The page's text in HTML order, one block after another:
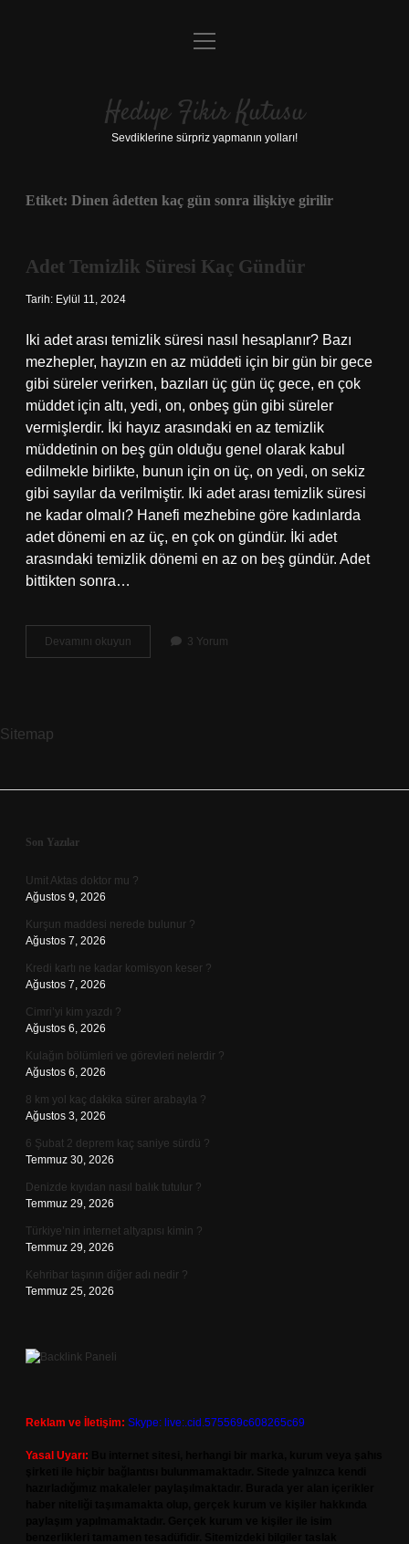
Anasayfa
Yasal Uyarı
menüyü
Hediye Fikir Kutusu
Sevdiklerine sürpriz yapmanın yolları!
Etiket: Dinen âdetten kaç gün sonra ilişkiye girilir
Adet Temizlik Süresi Kaç Gündür
Tarih: Eylül 11, 2024
Iki adet arası temizlik süresi nasıl hesaplanır? Bazı
mezhepler, hayızın en az müddeti için bir gün bir gece
gibi süreler verirken, bazıları üç gün üç gece, en çok
müddet için altı, yedi, on, onbeş gün gibi süreler
vermişlerdir. İki hayız arasındaki en az temizlik
müddetinin on beş gün olduğu genel olarak kabul
edilmekle birlikte, bunun için on üç, on yedi, on sekiz
gibi sayılar da verilmiştir. Iki adet arası temizlik süresi
ne kadar olmalı? Hanefi mezhebine göre kadınlarda
adet dönemi en az üç, en çok on gündür. İki adet
arasındaki temizlik dönemi en az on beş gündür. Adet
bittikten sonra…
Devamını okuyun
Temizlik
3 Yorum
Sitemap
Sidebar
Son Yazılar
Umit Aktas doktor mu ?
Ağustos 9, 2026
Kurşun maddesi nerede bulunur ?
Ağustos 7, 2026
Kredi kartı ne kadar komisyon keser ?
Ağustos 7, 2026
Cimri’yi kim yazdı ?
Ağustos 6, 2026
Kulağın bölümleri ve görevleri nelerdir ?
Ağustos 6, 2026
8 km yol kaç dakika sürer arabayla ?
Ağustos 3, 2026
6 Şubat 2 deprem kaç saniye sürdü ?
Temmuz 30, 2026
Denizde kıyıdan nasıl balık tutulur ?
Temmuz 29, 2026
Türkiye’nin internet altyapısı kimin ?
Temmuz 29, 2026
Kehribar taşının diğer adı nedir ?
Temmuz 25, 2026
Reklam ve İletişim: Skype: live:.cid.575569c608265c69
Yasal Uyarı: